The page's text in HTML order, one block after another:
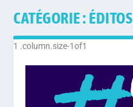
CATÉGORIE : ÉDITOS